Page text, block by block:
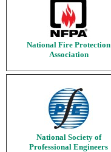
National Fire Protection
Association
National Society of
Professional Engineers